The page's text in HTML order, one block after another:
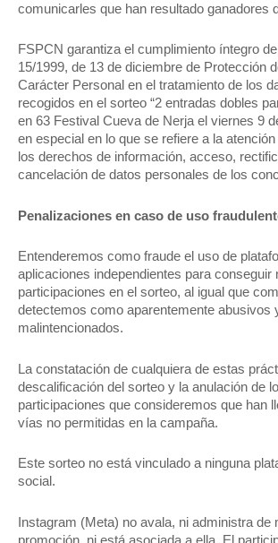
comunicarles que han resultado ganadores
FSPCN garantiza el cumplimiento íntegro
15/1999, de 13 de diciembre de Protección
Carácter Personal en el tratamiento de los
recogidos en el sorteo “2 entradas dobles
en 63 Festival Cueva de Nerja el viernes 9
en especial en lo que se refiere a la
los derechos de información, acceso,
cancelación de datos personales de los
Penalizaciones en caso de uso
Entenderemos como fraude el uso de
aplicaciones independientes para conseguir
participaciones en el sorteo, al igual que
detectemos como aparentemente abusivos
malintencionados.
La constatación de cualquiera de estas
descalificación del sorteo y la anulación de
participaciones que consideremos que han
vías no permitidas en la campaña.
Este sorteo no está vinculado a ninguna
social.
Instagram (Meta) no avala, ni administra de
promoción, ni está asociada a ella. El